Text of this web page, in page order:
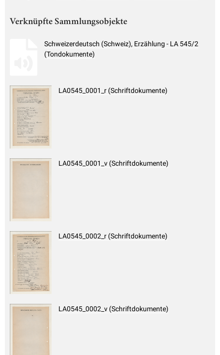
Verknüpfte Sammlungsobjekte
Schweizerdeutsch (Schweiz), Erzählung - LA 545/2
(Tondokumente)
LA0545_0001_r (Schriftdokumente)
LA0545_0001_v (Schriftdokumente)
LA0545_0002_r (Schriftdokumente)
LA0545_0002_v (Schriftdokumente)